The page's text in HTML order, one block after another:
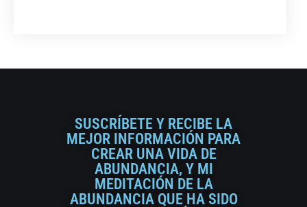
SUSCRÍBETE Y RECIBE LA
MEJOR INFORMACIÓN PARA
CREAR UNA VIDA DE
ABUNDANCIA, Y MI
MEDITACIÓN DE LA
ABUNDANCIA QUE HA SIDO